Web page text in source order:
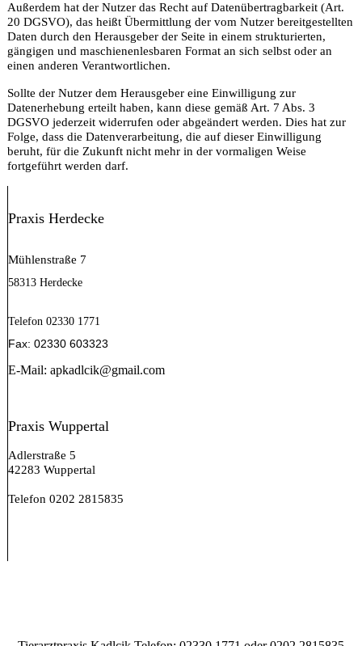
Außerdem hat der Nutzer das Recht auf Datenübertragbarkeit (Art.
20 DGSVO), das heißt Übermittlung der vom Nutzer bereitgestellten
Daten durch den Herausgeber der Seite in einem strukturierten,
gängigen und maschienenlesbaren Format an sich selbst oder an
einen anderen Verantwortlichen.
Sollte der Nutzer dem Herausgeber eine Einwilligung zur
Datenerhebung erteilt haben, kann diese gemäß Art. 7 Abs. 3
DGSVO jederzeit widerrufen oder abgeändert werden. Dies hat zur
Folge, dass die Datenverarbeitung, die auf dieser Einwilligung
beruht, für die Zukunft nicht mehr in der vormaligen Weise
fortgeführt werden darf.
Praxis Herdecke
Mühlenstraße 7
58313 Herdecke
Telefon 02330 1771
Fax: 02330 603323
E-Mail: apkadlcik@gmail.com
Praxis Wuppertal
Adlerstraße 5
42283 Wuppertal
Telefon 0202 2815835